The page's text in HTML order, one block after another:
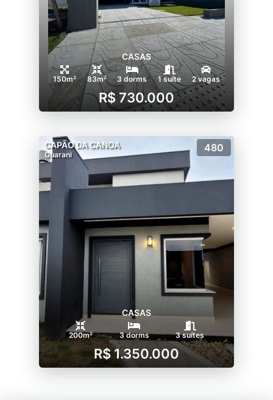
CASAS
150m² 83m² 3 dorms 1 suíte 2 vagas
R$ 730.000
CAPÃO DA CANOA
Guarani
480
CASAS
200m² 3 dorms 3 suítes
R$ 1.350.000